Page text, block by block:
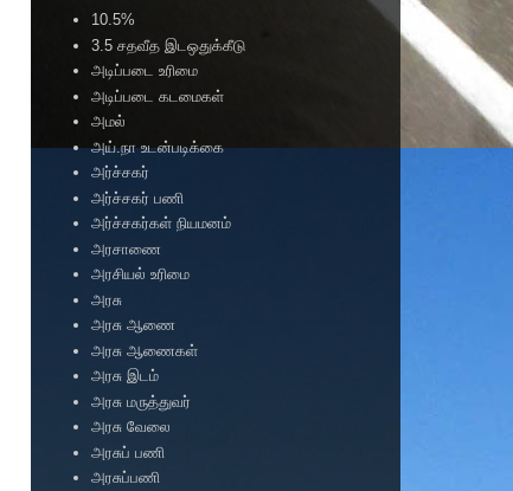
10.5%
3.5 சதவீத இடஒதுக்கீடு
அடிப்படை உரிமை
அடிப்படை கடமைகள்
அமல்
அய்.நா உடன்படிக்கை
அர்ச்சகர்
அர்ச்சகர் பணி
அர்ச்சகர்கள் நியமனம்
அரசாணை
அரசியல் உரிமை
அரசு
அரசு ஆணை
அரசு ஆணைகள்
அரசு இடம்
அரசு மருத்துவர்
அரசு வேலை
அரசுப் பணி
அரசுப்பணி